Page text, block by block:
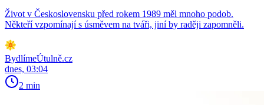
Život v Československu před rokem 1989 měl mnoho podob.
Někteří vzpomínají s úsměvem na tváři, jiní by raději zapomněli.
BydlímeÚtulně.cz
dnes, 03:04
2 min